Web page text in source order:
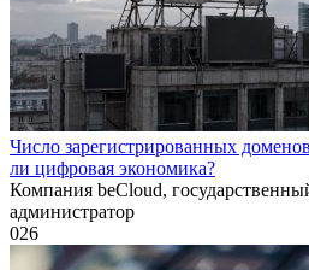
Число зарегистрированных
ли цифровая экономика?
Компания beCloud,
администратор
026